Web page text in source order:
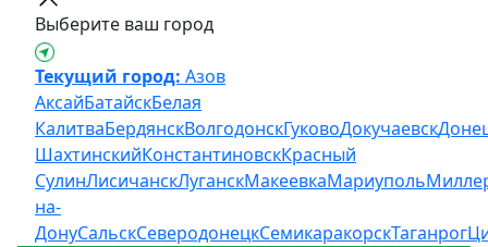
Выберите ваш город
Текущий город: Азов
АксайБатайскБелая
КалитваБердянскВолгодонскГуковоДокучаевск
ШахтинскийКонстантиновскКрасный
СулинЛисичанскЛуганскМакеевкаМариуполь
на-
ДонуСальскСеверодонецкСемикаракорскТаганрог